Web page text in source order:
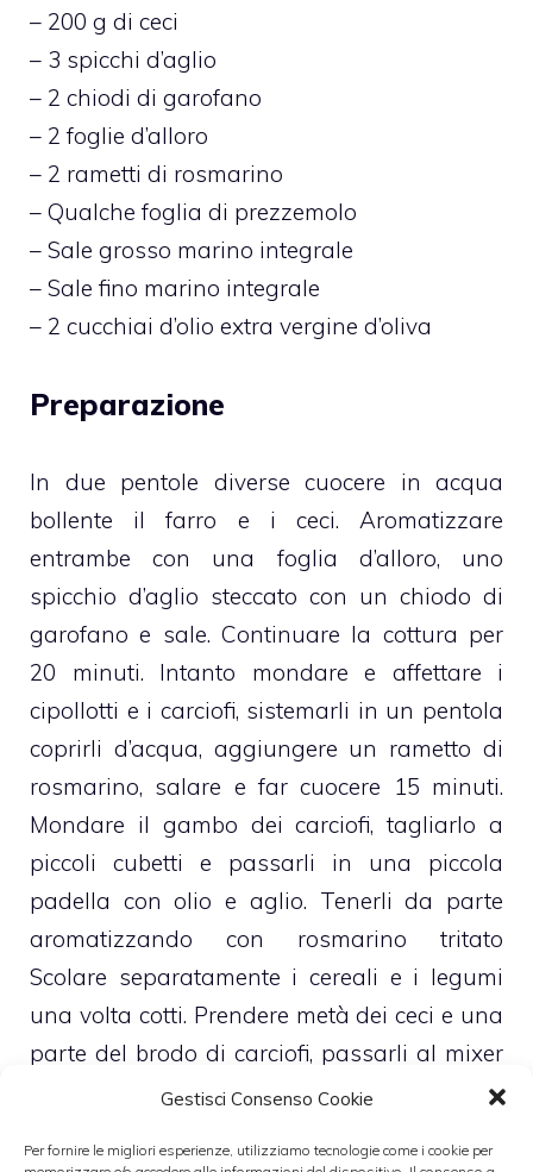
Gestisci Consenso Cookie
Per fornire le migliori esperienze, utilizziamo tecnologie come i cookie per
– 200 g di ceci
– 3 spicchi d’aglio
– 2 chiodi di garofano
– 2 foglie d’alloro
– 2 rametti di rosmarino
– Qualche foglia di prezzemolo
– Sale grosso marino integrale
– Sale fino marino integrale
– 2 cucchiai d’olio extra vergine d’oliva
Preparazione
In due pentole diverse cuocere in acqua
bollente il farro e i ceci. Aromatizzare
entrambe con una foglia d’alloro, uno
spicchio d’aglio steccato con un chiodo di
garofano e sale. Continuare la cottura per
20 minuti. Intanto mondare e affettare i
cipollotti e i carciofi, sistemarli in un pentola
coprirli d’acqua, aggiungere un rametto di
rosmarino, salare e far cuocere 15 minuti.
Mondare il gambo dei carciofi, tagliarlo a
piccoli cubetti e passarli in una piccola
padella con olio e aglio. Tenerli da parte
aromatizzando con rosmarino tritato
Scolare separatamente i cereali e i legumi
una volta cotti. Prendere metà dei ceci e una
parte del brodo di carciofi, passarli al mixer
e rimettere nel resto del brodo di carciofi, far